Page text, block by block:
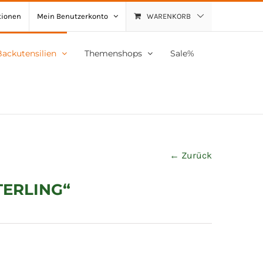
Mein Benutzerkonto WARENKORB
Themenshops Sale%
← Zurück